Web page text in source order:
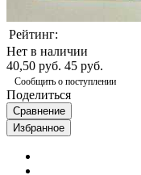
Рейтинг:
Нет в наличии
40,50 руб. 45 руб.
Сообщить о поступлении
Поделиться
Сравнение
Избранное